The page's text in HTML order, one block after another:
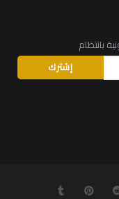
بانتظام